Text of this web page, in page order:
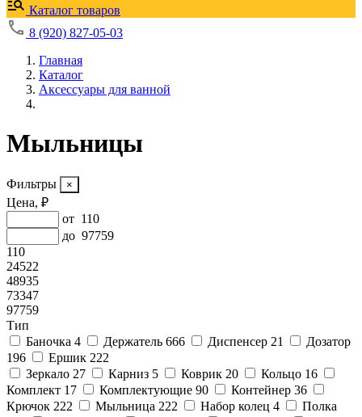
Каталог товаров
8 (920) 827-05-03
Главная
Каталог
Аксессуары для ванной
Мыльницы
Фильтры
Цена, ₽
от 110
до 97759
110
24522
48935
73347
97759
Тип
Баночка 4 Держатель 666 Диспенсер 21
Дозатор
196
Ершик 222
Зеркало 27 Карниз 5 Коврик 20 Кольцо 16
Комплект 17 Комплектующие 90 Контейнер 36
Крючок 222 Мыльница 222 Набор колец 4
Полка